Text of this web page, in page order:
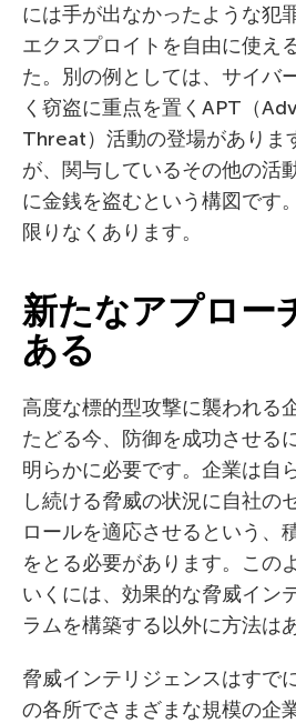
には手が出なかったような犯
エクスプロイトを自由に使え
た。別の例としては、サイバ
く窃盗に重点を置くAPT（
Threat）活動の登場がありま
が、関与しているその他の活
に金銭を盗むという構図です
限りなくあります。
新たなアプロー
ある
高度な標的型攻撃に襲われる
たどる今、防御を成功させる
明らかに必要です。企業は自
し続ける脅威の状況に自社の
ロールを適応させるという、
をとる必要があります。この
いくには、効果的な脅威イン
ラムを構築する以外に方法は
脅威インテリジェンスはすで
の各所でさまざまな規模の企